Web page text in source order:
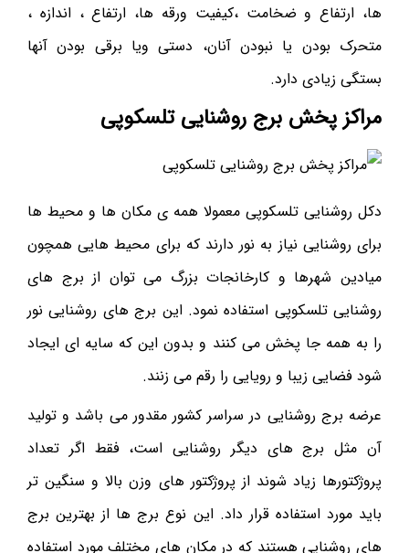
ها، ارتفاع و ضخامت ،کیفیت ورقه ها، ارتفاع ، اندازه ،
متحرک بودن یا نبودن آنان، دستی ویا برقی بودن آنها
بستگی زیادی دارد.
مراکز پخش برج روشنایی تلسکوپی
دکل روشنایی تلسکوپی معمولا همه ی مکان ها و محیط ها
برای روشنایی نیاز به نور دارند که برای محیط هایی همچون
میادین شهرها و کارخانجات بزرگ می توان از برج های
روشنایی تلسکوپی استفاده نمود. این برج های روشنایی نور
را به همه جا پخش می کنند و بدون این که سایه ای ایجاد
شود فضایی زیبا و رویایی را رقم می زنند.
عرضه برج روشنایی در سراسر کشور مقدور می باشد و تولید
آن مثل برج های دیگر روشنایی است، فقط اگر تعداد
پروژکتورها زیاد شوند از پروژکتور های وزن بالا و سنگین تر
باید مورد استفاده قرار داد. این نوع برج ها از بهترین برج
های روشنایی هستند که در مکان های مختلف مورد استفاده